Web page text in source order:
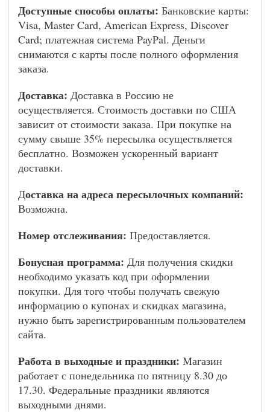
Доступные способы оплаты: Банковские карты:
Visa, Master Card, American Express, Discover
Card; платежная система PayPal. Деньги
снимаются с карты после полного оформления
заказа.
Доставка: Доставка в Россию не
осуществляется. Стоимость доставки по США
зависит от стоимости заказа. При покупке на
сумму свыше 35% пересылка осуществляется
бесплатно. Возможен ускоренный вариант
доставки.
Доставка на адреса пересылочных компаний:
Возможна.
Номер отслеживания: Предоставляется.
Бонусная программа: Для получения скидки
необходимо указать код при оформлении
покупки. Для того чтобы получать свежую
информацию о купонах и скидках магазина,
нужно быть зарегистрированным пользователем
сайта.
Работа в выходные и праздники: Магазин
работает с понедельника по пятницу 8.30 до
17.30. Федеральные праздники являются
выходными днями.